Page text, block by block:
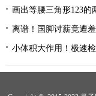
画出等腰三角形123
离谱！国脚讨薪竟遭
小体积大作用！极速